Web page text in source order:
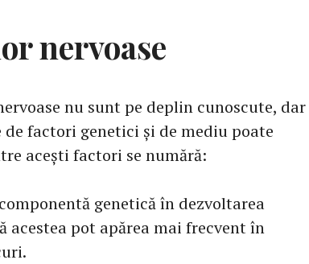
nervoase
nu sunt pe deplin cunoscute, dar
de factori genetici și de mediu poate
acești factori se numără:
genetică în dezvoltarea
acestea pot apărea mai frecvent în